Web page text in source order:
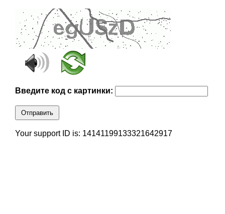
Введите код с картинки:
Отправить
Your support ID is: 14141199133321642917